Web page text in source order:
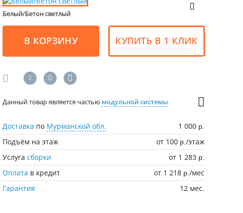
Белый/Бетон светлый
В КОРЗИНУ КУПИТЬ В 1 КЛИК
Данный товар является частью модульной системы
Доставка по Мурманской обл. 1 000 р.
Подъём на этаж от 100 р./этаж
Услугасборки от 1 283 р.
Оплата в кредит от 1 218 р./мес
Гарантия
12 мес.